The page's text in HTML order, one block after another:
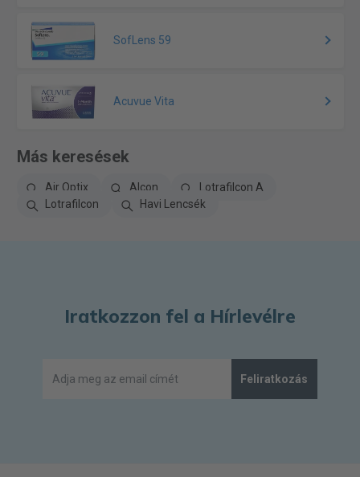
SofLens 59
Acuvue Vita
Más keresések
Air Optix Alcon
Lotrafilcon A
Lotrafilcon
Havi Lencsék
Iratkozzon fel a Hírlevélre
Feliratkozás